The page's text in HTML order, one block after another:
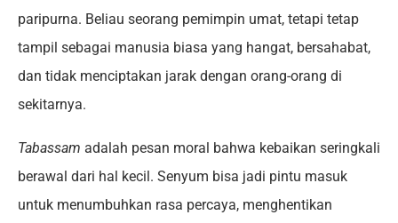
paripurna. Beliau seorang pemimpin umat, tetapi tetap
tampil sebagai manusia biasa yang hangat, bersahabat,
dan tidak menciptakan jarak dengan orang-orang di
sekitarnya.
Tabassam adalah pesan moral bahwa kebaikan seringkali
berawal dari hal kecil. Senyum bisa jadi pintu masuk
untuk menumbuhkan rasa percaya, menghentikan